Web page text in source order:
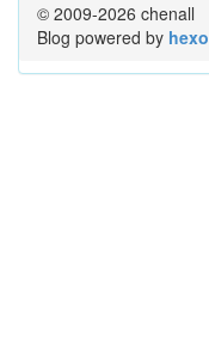
© 2009-2026 chenall
Blog powered by hexo